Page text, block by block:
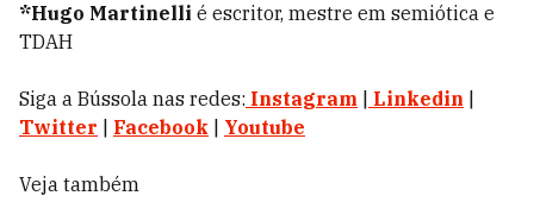
*Hugo Martinelli é escritor, mestre em semiótica e
TDAH
Siga a Bússola nas redes: Instagram Linkedin
Twitter
Facebook Youtube
Veja também